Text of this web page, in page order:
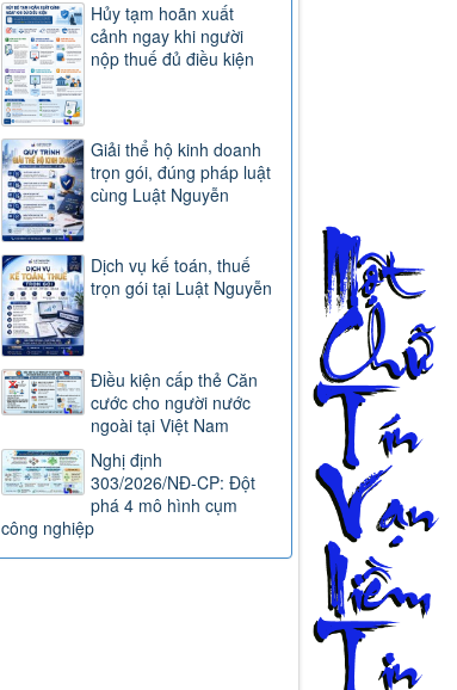
Hủy tạm hoãn xuất
cảnh ngay khi người
nộp thuế đủ điều kiện
Giải thể hộ kinh doanh
trọn gói, đúng pháp luật
cùng Luật Nguyễn
Dịch vụ kế toán, thuế
trọn gói tại Luật Nguyễn
Điều kiện cấp thẻ Căn
cước cho người nước
ngoài tại Việt Nam
Nghị định
303/2026/NĐ-CP: Đột
phá 4 mô hình cụm
công nghiệp